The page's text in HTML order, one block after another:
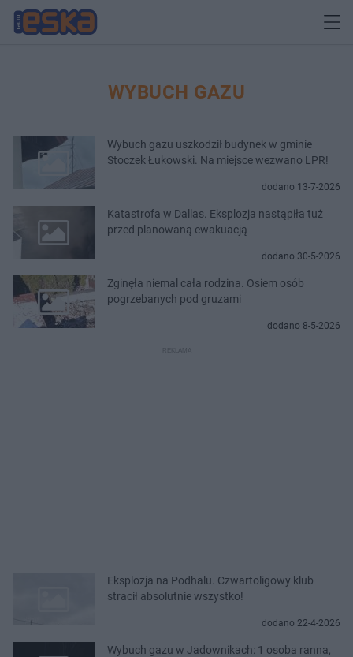
WYBUCH GAZU
Wybuch gazu uszkodził budynek w gminie
Stoczek Łukowski. Na miejsce wezwano LPR!
dodano 13-7-2026
Katastrofa w Dallas. Eksplozja nastąpiła tuż
przed planowaną ewakuacją
dodano 30-5-2026
Zginęła niemal cała rodzina. Osiem osób
pogrzebanych pod gruzami
dodano 8-5-2026
Eksplozja na Podhalu. Czwartoligowy klub
stracił absolutnie wszystko!
dodano 22-4-2026
Wybuch gazu w Jadownikach: 1 osoba ranna,